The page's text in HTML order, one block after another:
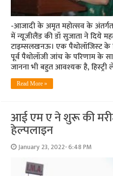
-आजादी के अमृत महोत्‍सव के
में न्‍यूजीलैंड की डॉ सुजाता ने दिये
टाइम्‍सलखनऊ। एक पैथोलॉजिस्‍ट के
पूर्व पैथोलॉजी जांच के परिणाम के
जानना भी बहुत आवश्‍यक है,
Read More »
आई एम ए ने शुरू की
हेल्पलाइन
January 23, 2022- 6:48 PM